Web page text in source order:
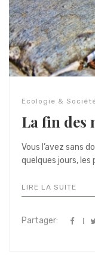
Ecologie &
La fin des
Vous l’avez sans
quelques jours, les
LIRE LA SUITE
Partager: